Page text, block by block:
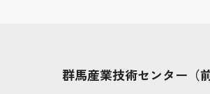
群馬産業技術センター（前